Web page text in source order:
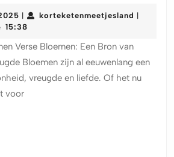
24
december
| korteketenmeetjesland |
15:38
Verse Bloemen: Een Bron van
Bloemen zijn al eeuwenlang een
vreugde en liefde. Of het nu
voor